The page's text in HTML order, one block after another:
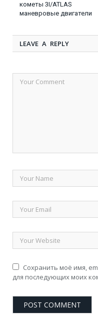
кометы 3I/ATLAS
маневровые двигатели
LEAVE A REPLY
Сохранить моё имя,
для последующих моих